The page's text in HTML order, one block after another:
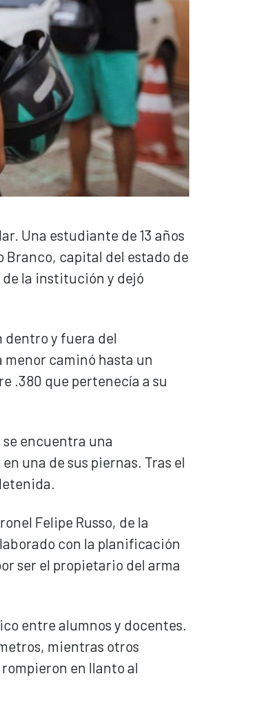
Una estudiante de 13 años
Branco, capital del estado de
la institución y dejó
dentro y fuera del
caminó hasta un
.380 que pertenecía a su
encuentra una
una de sus piernas. Tras el
Felipe Russo, de la
con la planificación
ser el propietario del arma
entre alumnos y docentes.
mientras otros
en llanto al